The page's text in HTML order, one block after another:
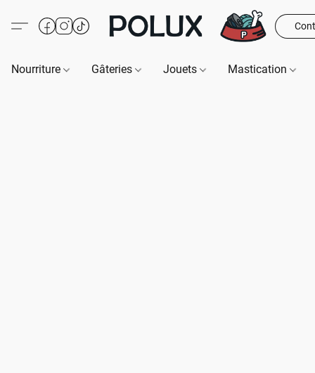
Nourriture Gâteries Jouets Mastication